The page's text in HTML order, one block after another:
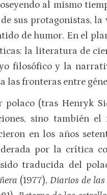
al mismo
sus protagonistas, la
de humor. En el
la literatura de
filosófico y la
las fronteras entre
(tras Henryk
sino también el
en los años
por la crítica
traducida del
(1977), Diarios de las